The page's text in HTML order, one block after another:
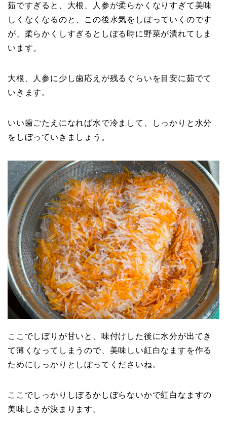
茹ですぎると、大根、人参が柔らかくなりすぎて美味
しくなくなるのと、この後水気をしぼっていくのです
が、柔らかくしすぎるとしぼる時に野菜が潰れてしま
います。
大根、人参に少し歯応えが残るぐらいを目安に茹でて
いきます。
いい歯ごたえになれば水で冷まして、しっかりと水分
をしぼっていきましょう。
ここでしぼりが甘いと、味付けした後に水分が出てき
て薄くなってしまうので、美味しい紅白なますを作る
ためにしっかりとしぼってくださいね。
ここでしっかりしぼるかしぼらないかで紅白なますの
美味しさが決まります。